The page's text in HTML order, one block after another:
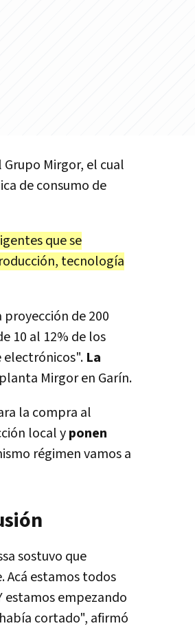
Mirgor, el cual
de consumo de
que se
tecnología
de 200
10 al 12% de los
electrónicos". La
Mirgor en Garín.
la compra al
local yponen
régimen vamos a
sostuvo que
Acá estamos todos
estamos empezando
cortado", afirmó